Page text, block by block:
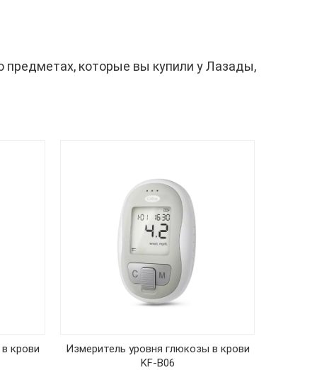
предметах, которые вы купили у Лазады,
крови
Измеритель уровня глюкозы в крови
KF-B06